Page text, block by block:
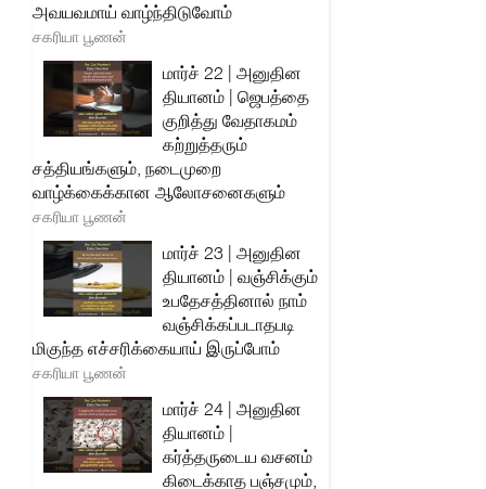
அவயவமாய் வாழ்ந்திடுவோம்
சகரியா பூணன்
மார்ச் 22 | அனுதின
தியானம் | ஜெபத்தை
குறித்து வேதாகமம்
கற்றுத்தரும்
சத்தியங்களும், நடைமுறை
வாழ்க்கைக்கான ஆலோசனைகளும்
சகரியா பூணன்
மார்ச் 23 | அனுதின
தியானம் | வஞ்சிக்கும்
உபதேசத்தினால் நாம்
வஞ்சிக்கப்படாதபடி
மிகுந்த எச்சரிக்கையாய் இருப்போம்
சகரியா பூணன்
மார்ச் 24 | அனுதின
தியானம் |
கர்த்தருடைய வசனம்
கிடைக்காத பஞ்சமும்,